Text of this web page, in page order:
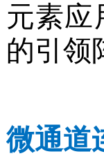
元素应
的引领
微通道